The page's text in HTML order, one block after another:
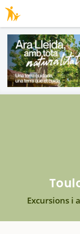
Excursions i